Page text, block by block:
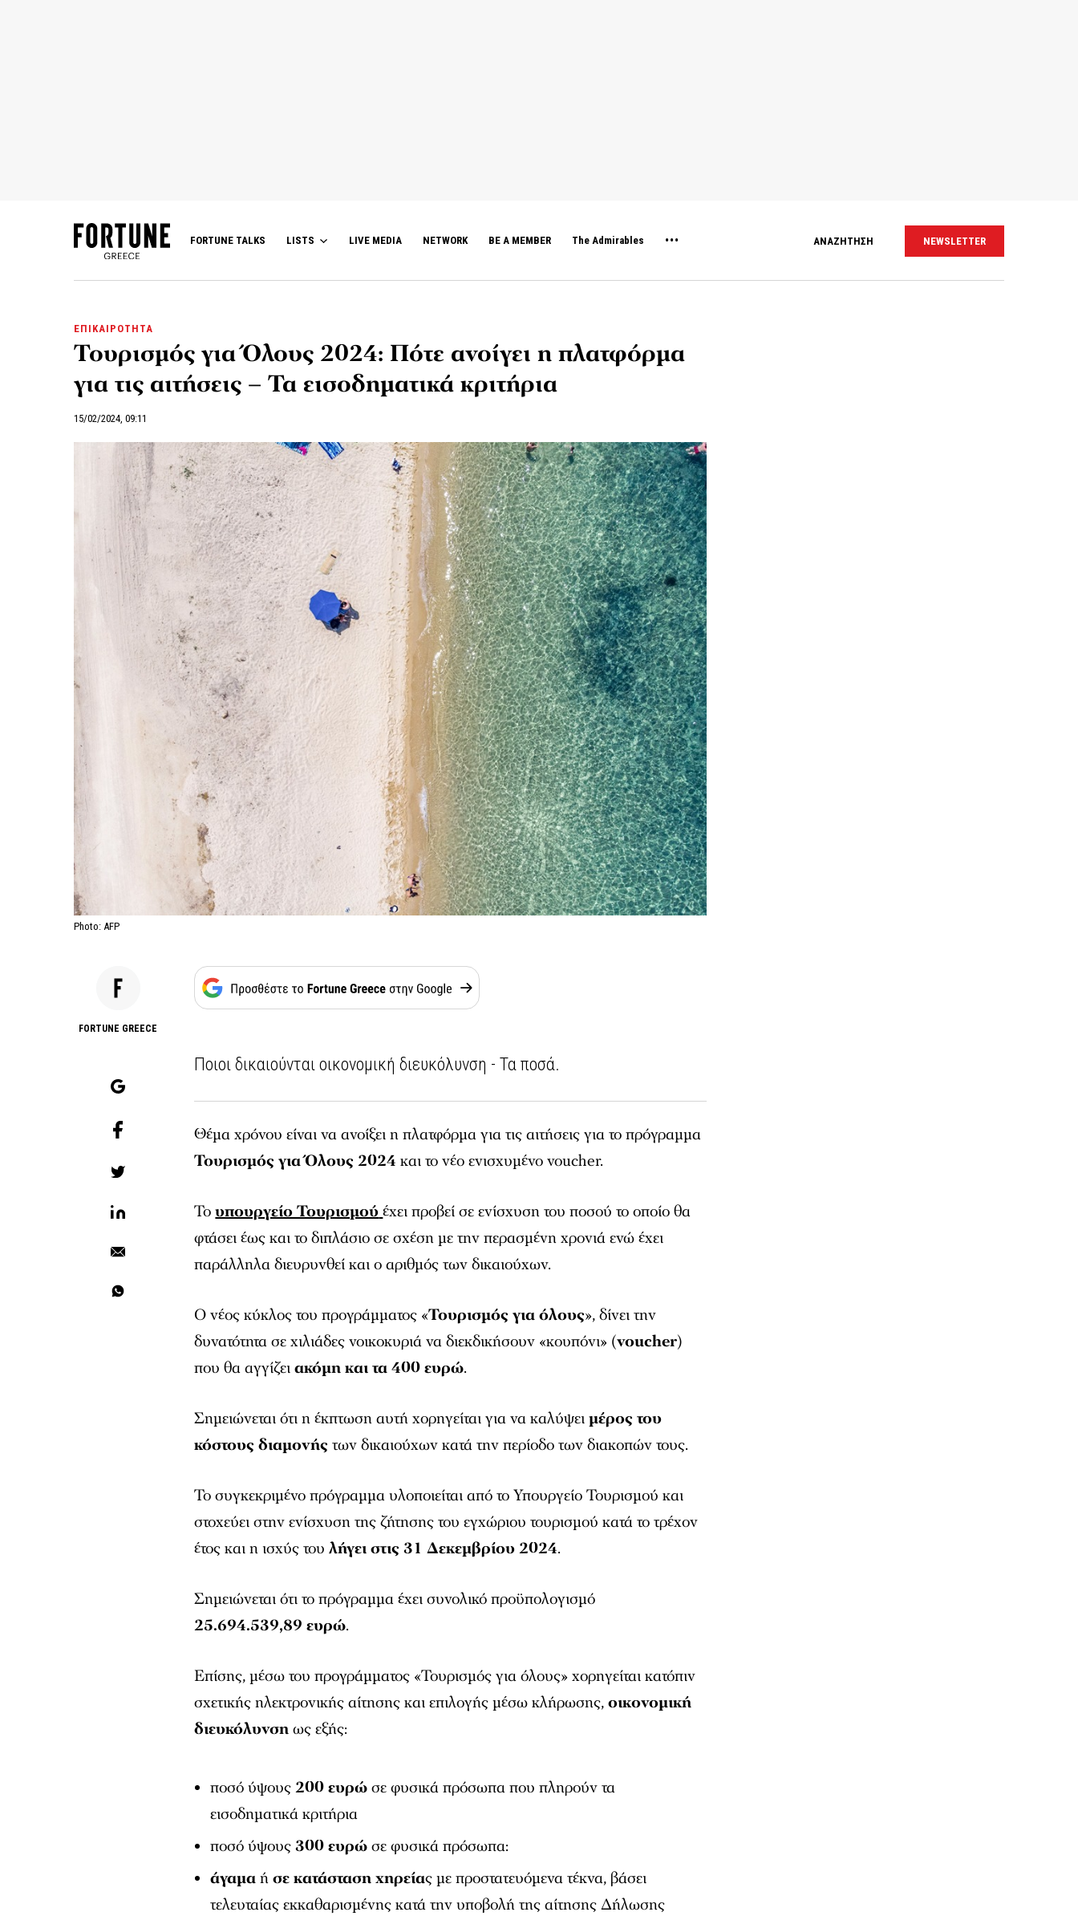
FORTUNE TALKS LISTS LIVE MEDIA NETWORK BE A MEMBER The Admirables ΑΝΑΖΗΤΗΣΗ NEWSLETTER
ΕΠΙΚΑΙΡΟΤΗΤΑ
Τουρισμός για Όλους 2024: Πότε ανοίγει η πλατφόρμα
για τις αιτήσεις – Τα εισοδηματικά κριτήρια
15/02/2024, 09:11
Photo: AFP
FORTUNE GREECE
Ποιοι δικαιούνται οικονομική διευκόλυνση - Τα ποσά.
Θέμα χρόνου είναι να ανοίξει η πλατφόρμα για τις αιτήσεις για το πρόγραμμα
Τουρισμός για Όλους 2024 και το νέο ενισχυμένο voucher.
Τουπουργείο Τουρισμούέχει προβεί σε ενίσχυση του ποσού το οποίο θα
φτάσει έως και το διπλάσιο σε σχέση με την περασμένη χρονιά ενώ έχει
παράλληλα διευρυνθεί και ο αριθμός των δικαιούχων.
Ο νέος κύκλος του προγράμματος «Τουρισμός για όλους», δίνει την
δυνατότητα σε χιλιάδες νοικοκυριά να διεκδικήσουν «κουπόνι» (voucher)
που θα αγγίζειακόμη και τα 400 ευρώ.
Σημειώνεται ότι η έκπτωση αυτή χορηγείται για να καλύψειμέρος του
κόστους διαμονής των δικαιούχων κατά την περίοδο των διακοπών τους.
Το συγκεκριμένο πρόγραμμα υλοποιείται από το Υπουργείο Τουρισμού και
στοχεύει στην ενίσχυση της ζήτησης του εγχώριου τουρισμού κατά το τρέχον
έτος και η ισχύς τουλήγει στις 31 Δεκεμβρίου 2024.
Σημειώνεται ότι το πρόγραμμα έχει συνολικό προϋπολογισμό
25.694.539,89 ευρώ.
Επίσης, μέσω του προγράμματος «Τουρισμός για όλους» χορηγείται κατόπιν
σχετικής ηλεκτρονικής αίτησης και επιλογής μέσω κλήρωσης,οικονομική
διευκόλυνσηως εξής:
ποσό ύψους200 ευρώσε φυσικά πρόσωπα που πληρούν τα
εισοδηματικά κριτήρια
ποσό ύψους300 ευρώσε φυσικά πρόσωπα:
άγαμαήσε κατάσταση χηρείας με προστατευόμενα τέκνα, βάσει
τελευταίας εκκαθαρισμένης κατά την υποβολή της αίτησης Δήλωσης